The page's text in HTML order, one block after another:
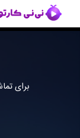
برای